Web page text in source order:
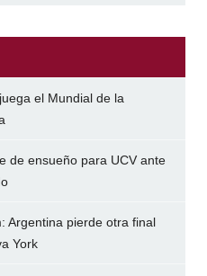
el Mundial de la
de ensueño para UCV ante
Argentina pierde otra final
York